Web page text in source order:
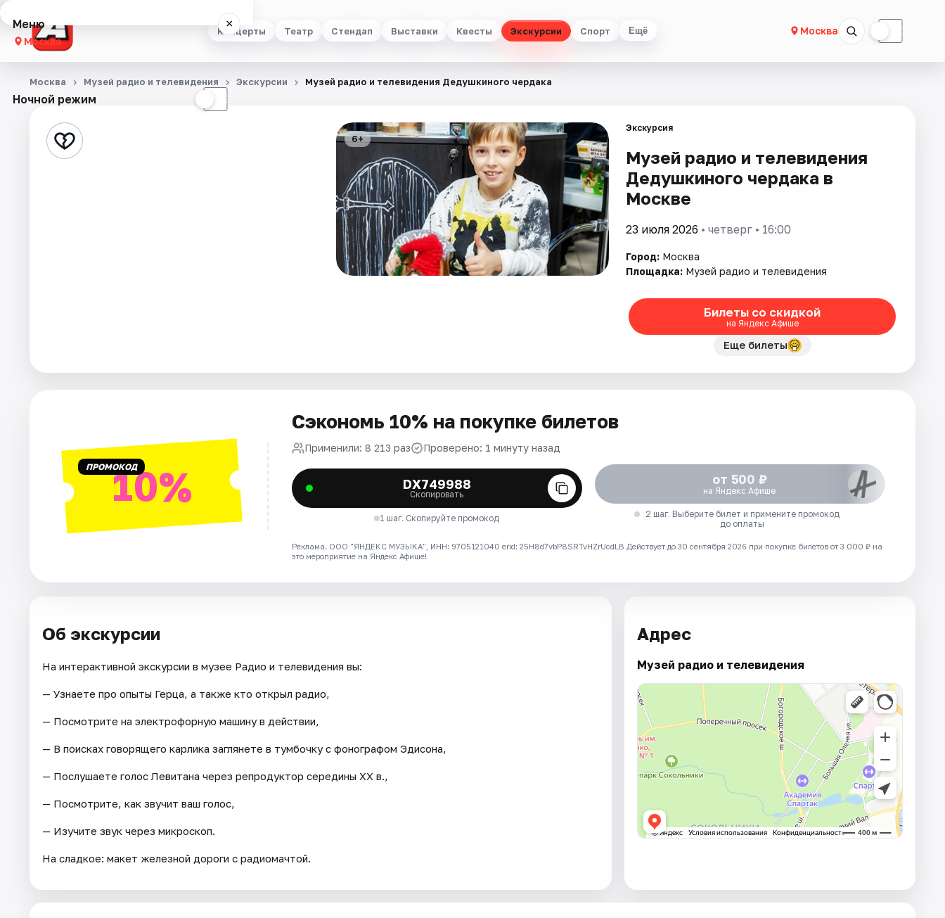
Концерты Театр Стендап Выставки Квесты Экскурсии Спорт Ещё Москва ☾
Меню ×
Москва
Концерты
Стендап
Рейтинги
Ночной режим ☾
Москва Музей радио и телевидения Экскурсии Музей радио и телевидения Дедушкиного чердака
6+
Экскурсия
Музей радио и телевидения
Дедушкиного чердака в
Москве
23 июля 2026 • четверг • 16:00
Город: Москва
Площадка: Музей радио и телевидения
Билеты со скидкой
на Яндекс Афише
Еще билеты
ПРОМОКОД10%
Сэкономь 10% на покупке билетов
Применили: 8 213 раз Проверено: 1 минуту назад
DX749988
Скопировать
1 шаг. Скопируйте промокод
от 500 ₽
на Яндекс Афише
2 шаг. Выберите билет и примените промокод
до оплаты
Реклама. ООО "ЯНДЕКС МУЗЫКА", ИНН: 9705121040 erid: 25H8d7vbP8SRTvHZrUcdLB Действует до 30 сентября 2026 при покупке билетов от 3 000 ₽ на
это мероприятие на Яндекс Афише!
Об экскурсии
На интерактивной экскурсии в музее Радио и телевидения вы:
— Узнаете про опыты Герца, а также кто открыл радио,
— Посмотрите на электрофорную машину в действии,
— В поисках говорящего карлика заглянете в тумбочку с фонографом Эдисона,
— Послушаете голос Левитана через репродуктор середины XX в.,
— Посмотрите, как звучит ваш голос,
— Изучите звук через микроскоп.
На сладкое: макет железной дороги с радиомачтой.
Адрес
Музей радио и телевидения